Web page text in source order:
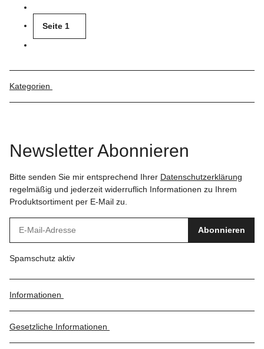
Seite 1
Kategorien
Newsletter Abonnieren
Bitte senden Sie mir entsprechend Ihrer Datenschutzerklärung
regelmäßig und jederzeit widerruflich Informationen zu Ihrem
Produktsortiment per E-Mail zu.
Abonnieren
Spamschutz aktiv
Informationen
Gesetzliche Informationen